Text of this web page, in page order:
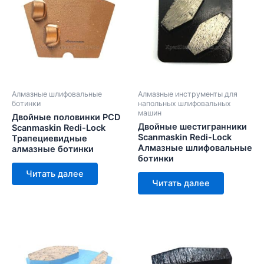
Алмазные шлифовальные
ботинки
Двойные половинки PCD
Scanmaskin Redi-Lock
Трапециевидные
алмазные ботинки
Читать далее
Алмазные инструменты для
напольных шлифовальных
машин
Двойные шестигранники
Scanmaskin Redi-Lock
Алмазные шлифовальные
ботинки
Читать далее